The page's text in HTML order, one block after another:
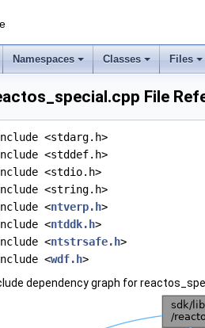
Namespaces Classes Files
File
<stdarg.h>
<stddef.h>
<stdio.h>
<string.h>
<ntverp.h>
<ntddk.h>
<ntstrsafe.h>
<wdf.h>
dependency graph for